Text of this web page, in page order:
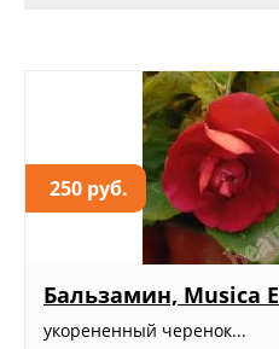
250 руб.
Бальзамин, Musica
укорененный черенок...